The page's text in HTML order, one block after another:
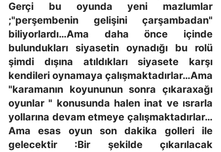
Gerçi bu oyunda yeni mazlumlar
;"perşembenin gelişini çarşambadan"
biliyorlardı…Ama daha önce içinde
bulundukları siyasetin oynadığı bu rolü
şimdi dışına atıldıkları siyasete karşı
kendileri oynamaya çalışmaktadırlar…Ama
"karamanın koyununun sonra çıkaraxağı
oyunlar " konusunda halen inat ve ısrarla
yollarına devam etmeye çalışmaktadırlar…
Ama esas oyun son dakika golleri ile
gelecektir :Bir şekilde çıkarılacak